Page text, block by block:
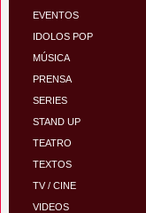
EVENTOS
IDOLOS POP
MÚSICA
PRENSA
SERIES
STAND UP
TEATRO
TEXTOS
TV / CINE
VIDEOS